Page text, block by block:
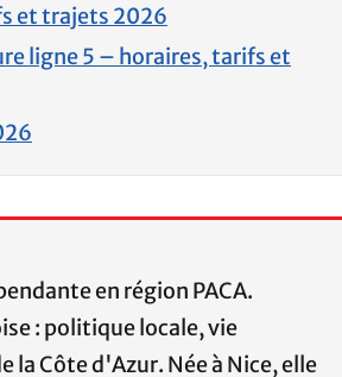
et trajets 2026
ligne 5 – horaires, tarifs et
en région PACA.
: politique locale, vie
Côte d'Azur. Née à Nice, elle